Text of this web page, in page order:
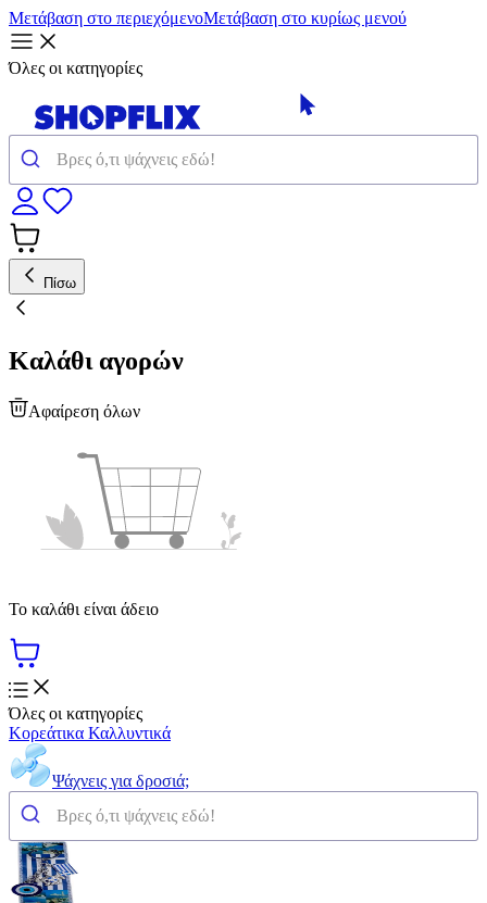
Μετάβαση στο περιεχόμενοΜετάβαση στο κυρίως μενού
Όλες οι κατηγορίες
Πίσω
Καλάθι αγορών
Αφαίρεση όλων
Το καλάθι είναι άδειο
Όλες οι κατηγορίες
Κορεάτικα Καλλυντικά
Ψάχνεις για δροσιά;